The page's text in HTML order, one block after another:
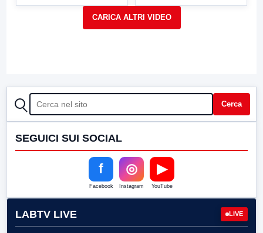
CERCA Cerca
SEGUICI SUI SOCIAL
f
Facebook
◎
Instagram
▶
YouTube
LABTV LIVE LIVE